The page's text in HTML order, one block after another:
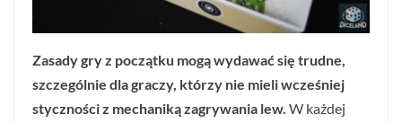
Zasady gry z początku mogą wydawać się trudne,
szczególnie dla graczy, którzy nie mieli wcześniej
styczności z mechaniką zagrywania lew. W każdej